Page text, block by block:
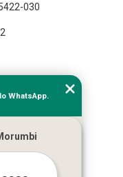
030
WhatsApp.